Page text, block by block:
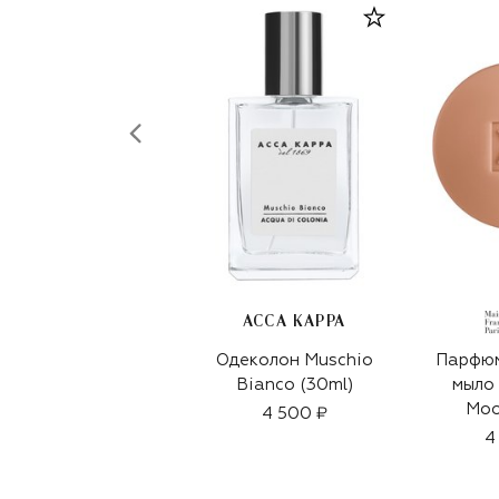
ACCA KAPPA
Одеколон Muschio
Bianco (30ml)
4 500 ₽
мыло
4